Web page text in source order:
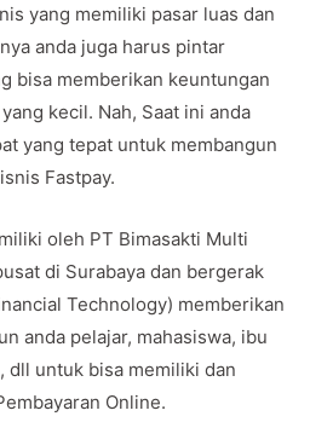
yang memiliki pasar luas dan
anda juga harus pintar
bisa memberikan keuntungan
kecil. Nah, Saat ini anda
yang tepat untuk membangun
Fastpay.
oleh PT Bimasakti Multi
di Surabaya dan bergerak
Technology) memberikan
anda pelajar, mahasiswa, ibu
dll untuk bisa memiliki dan
Online.